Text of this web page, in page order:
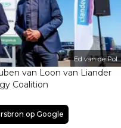
Ed van de Pol
van Loon van Liander
Coalition
op Google